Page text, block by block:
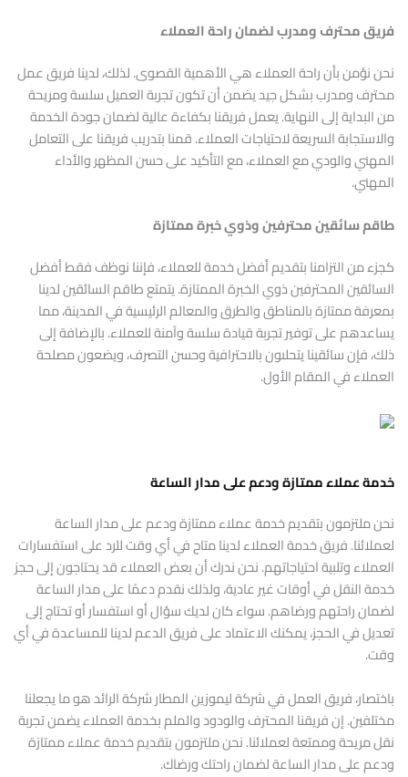
فريق محترف ومدرب لضمان راحة العملاء
نحن نؤمن بأن راحة العملاء هي الأهمية القصوى. لذلك، لدينا فريق عمل
محترف ومدرب بشكل جيد يضمن أن تكون تجربة العميل سلسة ومريحة
من البداية إلى النهاية. يعمل فريقنا بكفاءة عالية لضمان جودة الخدمة
والاستجابة السريعة لاحتياجات العملاء. قمنا بتدريب فريقنا على التعامل
المهني والودي مع العملاء، مع التأكيد على حسن المظهر والأداء
المهني.
طاقم سائقين محترفين وذوي خبرة ممتازة
كجزء من التزامنا بتقديم أفضل خدمة للعملاء، فإننا نوظف فقط أفضل
السائقين المحترفين ذوي الخبرة الممتازة. يتمتع طاقم السائقين لدينا
بمعرفة ممتازة بالمناطق والطرق والمعالم الرئيسية في المدينة، مما
يساعدهم على توفير تجربة قيادة سلسة وآمنة للعملاء. بالإضافة إلى
ذلك، فإن سائقينا يتحلىون بالاحترافية وحسن التصرف، ويضعون مصلحة
العملاء في المقام الأول.
خدمة عملاء ممتازة ودعم على مدار الساعة
نحن ملتزمون بتقديم خدمة عملاء ممتازة ودعم على مدار الساعة
لعملائنا. فريق خدمة العملاء لدينا متاح في أي وقت للرد على استفسارات
العملاء وتلبية احتياجاتهم. نحن ندرك أن بعض العملاء قد يحتاجون إلى حجز
خدمة النقل في أوقات غير عادية، ولذلك نقدم دعمًا على مدار الساعة
لضمان راحتهم ورضاهم. سواء كان لديك سؤال أو استفسار أو تحتاج إلى
تعديل في الحجز، يمكنك الاعتماد على فريق الدعم لدينا للمساعدة في أي
وقت.
باختصار، فريق العمل في شركة ليموزين المطار شركة الرائد هو ما يجعلنا
مختلفين. إن فريقنا المحترف والودود والملم بخدمة العملاء يضمن تجربة
نقل مريحة وممتعة لعملائنا. نحن ملتزمون بتقديم خدمة عملاء ممتازة
ودعم على مدار الساعة لضمان راحتك ورضاك.